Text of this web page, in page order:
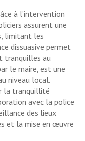
à l’intervention
assurent une
limitant les
dissuasive permet
tranquilles au
le maire, est une
niveau local.
la tranquillité
avec la police
des lieux
et la mise en œuvre